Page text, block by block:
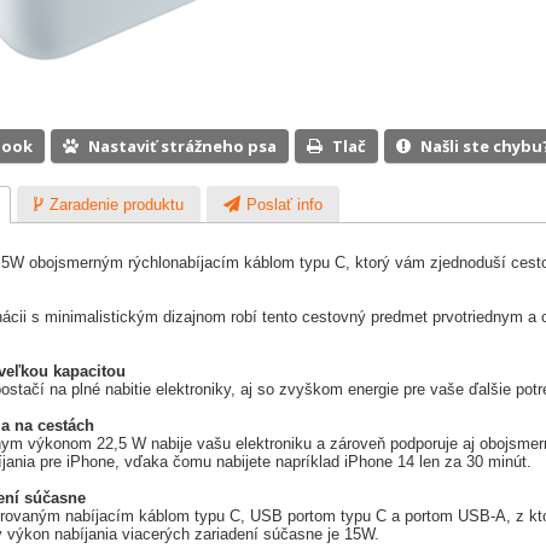
Nastaviť strážneho psa Tlač Našli ste
Zaradenie produktu Poslať info
obojsmerným rýchlonabíjacím káblom typu C, ktorý vám zjednoduší
s minimalistickým dizajnom robí tento cestovný predmet prvotriednym
kapacitou
na plné nabitie elektroniky, aj so zvyškom energie pre vaše ďalšie
na cestách
výkonom 22,5 W nabije vašu elektroniku a zároveň podporuje aj
pre iPhone, vďaka čomu nabijete napríklad iPhone 14 len za 30 minút.
súčasne
nabíjacím káblom typu C, USB portom typu C a portom USB-A, z
nabíjania viacerých zariadení súčasne je 15W.